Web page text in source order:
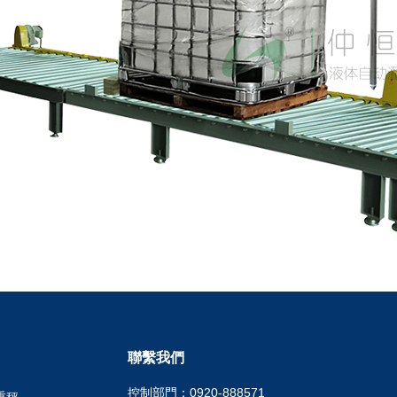
聯繫我們
控制部門：0920-888571